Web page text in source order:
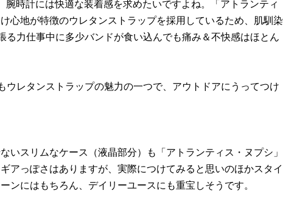
腕時計には快適な装着感を求めたいですよね。「アトランティ
心地が特徴のウレタンストラップを採用しているため、肌馴染
る力仕事中に多少バンドが食い込んでも痛み＆不快感はほとん
ウレタンストラップの魅力の一つで、アウトドアにうってつけ
いスリムなケース（液晶部分）も「アトランティス・ヌプシ」
アっぽさはありますが、実際につけてみると思いのほかスタイ
ンにはもちろん、デイリーユースにも重宝しそうです。